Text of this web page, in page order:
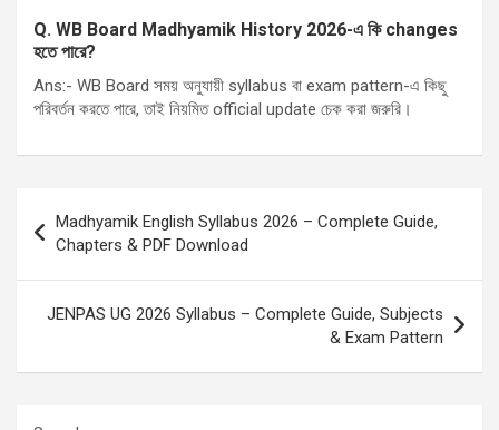
Q. WB Board Madhyamik History 2026-এ কি changes
হতে পারে?
Ans:- WB Board সময় অনুযায়ী syllabus বা exam pattern-এ কিছু
পরিবর্তন করতে পারে, তাই নিয়মিত official update চেক করা জরুরি।
navigation
Madhyamik English Syllabus 2026 – Complete Guide,
Chapters & PDF Download
JENPAS UG 2026 Syllabus – Complete Guide, Subjects
& Exam Pattern